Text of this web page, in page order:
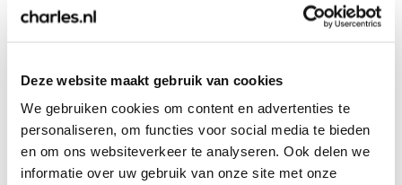
Deze website maakt gebruik van cookies
We gebruiken cookies om content en advertenties te
personaliseren, om functies voor social media te bieden
en om ons websiteverkeer te analyseren. Ook delen we
informatie over uw gebruik van onze site met onze
offerte aan!
maat aanbieden. Ook het versturen naar een
probleem. Klik op de onderstaande link, vul het
formulier in en ontvang op werkdagenbinnen 1
uureen passende offerte!